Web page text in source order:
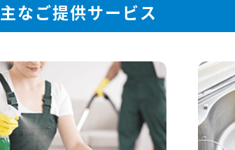
主なご提供サービス